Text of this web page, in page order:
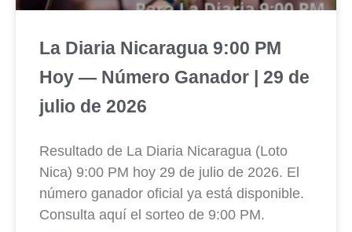
La Diaria Nicaragua 9:00 PM
Hoy — Número Ganador | 29 de
julio de 2026
Resultado de La Diaria Nicaragua (Loto
Nica) 9:00 PM hoy 29 de julio de 2026. El
número ganador oficial ya está disponible.
Consulta aquí el sorteo de 9:00 PM.